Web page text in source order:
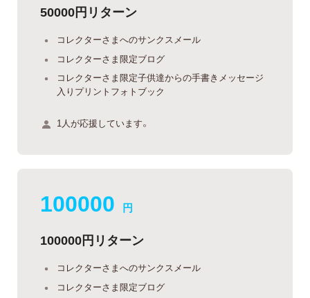
50000円リターン
コレクターさまへのサンクスメール
コレクターさま限定ブログ
コレクターさま限定子供達からの手書きメッセージ
入りプリントフォトブック
1人が応援しています。
100000 円
100000円リターン
コレクターさまへのサンクスメール
コレクターさま限定ブログ